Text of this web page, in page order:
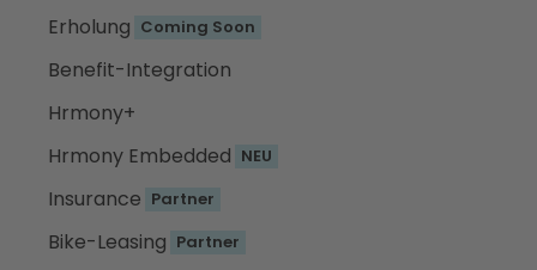
Erholung Coming Soon
Benefit-Integration
Hrmony+
Hrmony Embedded NEU
Insurance Partner
Bike-Leasing Partner